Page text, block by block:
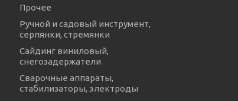
Прочее
Ручной и садовый инструмент,
серпянки, стремянки
Сайдинг виниловый,
снегозадержатели
Сварочные аппараты,
стабилизаторы, электроды